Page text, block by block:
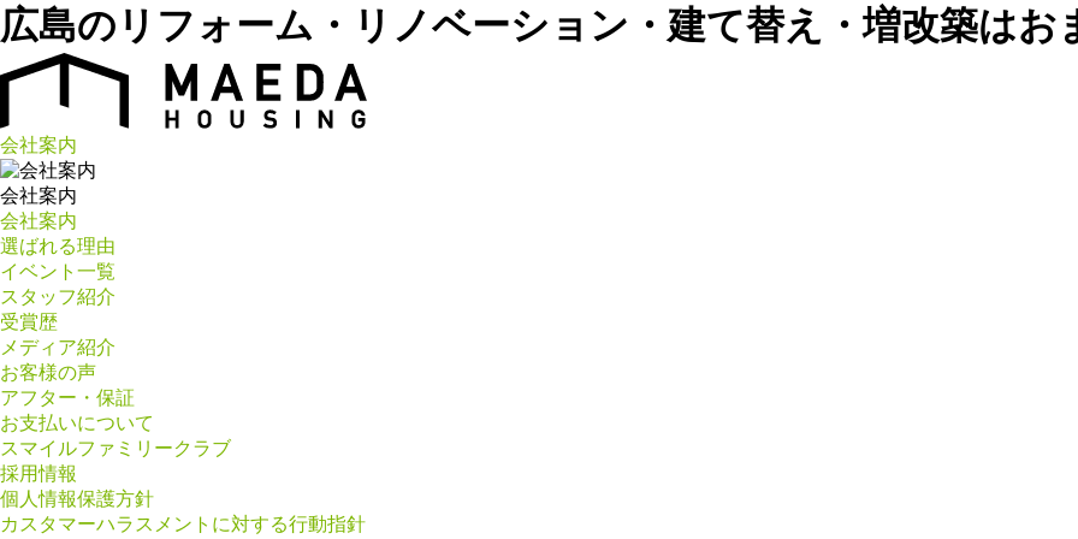
広島のリフォーム・リノベーション・建て替え・増改築はお
会社案内
会社案内
会社案内
選ばれる理由
イベント一覧
スタッフ紹介
受賞歴
メディア紹介
お客様の声
アフター・保証
お支払いについて
スマイルファミリークラブ
採用情報
個人情報保護方針
カスタマーハラスメントに対する行動指針